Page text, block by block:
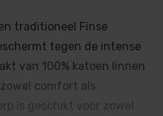
traditioneel Finse
tegen de intense
van 100% katoen linnen
comfort als
is geschikt voor zowel